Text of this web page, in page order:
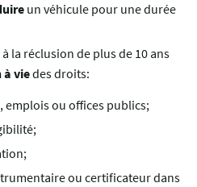
un véhicule pour une durée
la réclusion de plus de 10 ans
viedes droits:
ou offices publics;
ou certificateur dans